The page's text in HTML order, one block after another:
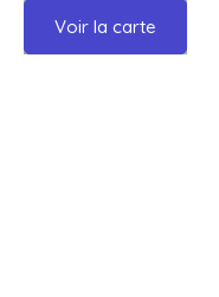
Voir la carte